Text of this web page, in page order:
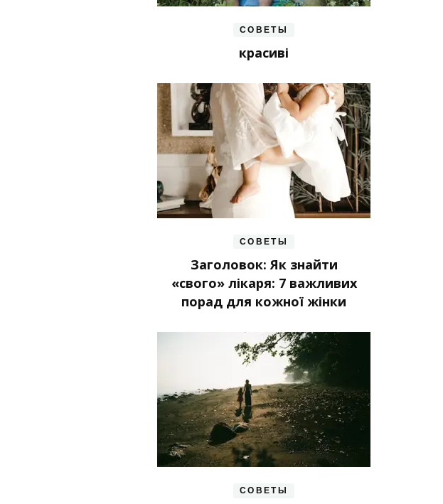
СОВЕТЫ
красиві
СОВЕТЫ
Заголовок: Як знайти
«свого» лікаря: 7 важливих
порад для кожної жінки
СОВЕТЫ